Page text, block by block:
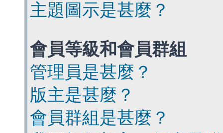
主題圖示是甚麼？
會員等級和會員群組
管理員是甚麼？
版主是甚麼？
會員群組是甚麼？